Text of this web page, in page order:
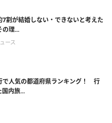
7割が結婚しない・できないと考えた
の理...
ース
で人気の都道府県ランキング！ 行
国内旅...